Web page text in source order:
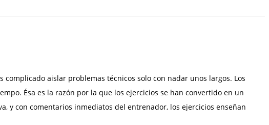
aislar problemas técnicos solo con nadar unos largos. Los
Ésa es la razón por la que los ejercicios se han convertido en un
y con comentarios inmediatos del entrenador, los ejercicios enseñan